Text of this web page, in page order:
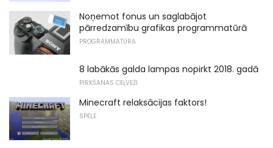
Noņemot fonus un saglabājot
pārredzamību grafikas programmatūrā
PROGRAMMATŪRA
8 labākās galda lampas nopirkt 2018. gadā
PIRKŠANAS CEĻVEŽI
Minecraft relaksācijas faktors!
SPĒLE